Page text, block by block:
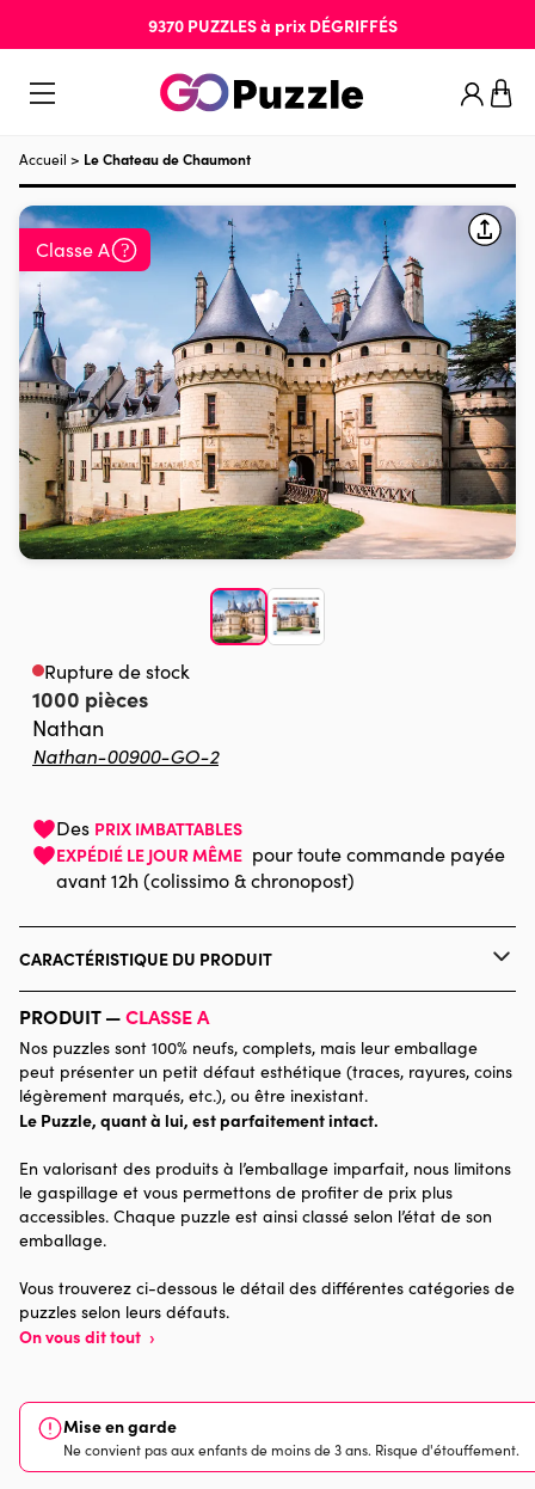
9370 PUZZLESà prix DÉGRIFFÉS
Accueil > Le Chateau de Chaumont
Classe A
Rupture de stock
1000 pièces
Nathan
Nathan-00900-GO-2
Des PRIX IMBATTABLES
EXPÉDIÉ LE JOUR MÊME pour toute commande payée
avant 12h (colissimo & chronopost)
CARACTÉRISTIQUE DU PRODUIT
Catégorie Puzzles - Châteaux et Palaces
Age
Puzzle pour Adultes (500 à
Provenance
Dimensions
PRODUIT —CLASSE A
Nos puzzles sont 100% neufs, complets, mais leur emballage
peut présenter un petit défaut esthétique (traces, rayures, coins
légèrement marqués, etc.), ou être inexistant.
Le Puzzle, quant à lui, est parfaitement intact.
En valorisant des produits à l’emballage imparfait, nous limitons
le gaspillage et vous permettons de profiter de prix plus
accessibles. Chaque puzzle est ainsi classé selon l’état de son
emballage.
Vous trouverez ci-dessous le détail des différentes catégories de
puzzles selon leurs défauts.
On vous dit tout ›
Mise en garde
Ne convient pas aux enfants de moins de 3 ans. Risque d'étouffement.